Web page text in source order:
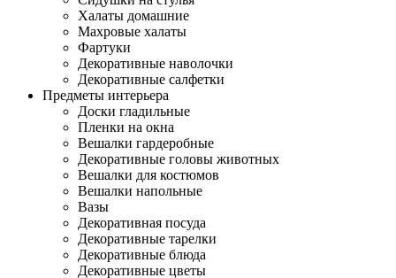
Халаты домашние
Махровые халаты
Фартуки
Декоративные наволочки
Декоративные салфетки
Предметы интерьера
Доски гладильные
Пленки на окна
Вешалки гардеробные
Декоративные головы животных
Вешалки для костюмов
Вешалки напольные
Вазы
Декоративная посуда
Декоративные тарелки
Декоративные блюда
Декоративные цветы